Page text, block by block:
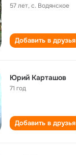
57 лет,с. Водянское
Добавить в друзья
Юрий Карташов
71 год
Добавить в друзья